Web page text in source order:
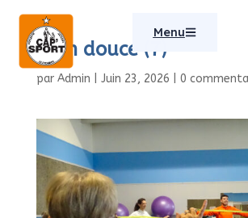
Menu
Gym douce (7)
par Admin Juin 23, 2026 0